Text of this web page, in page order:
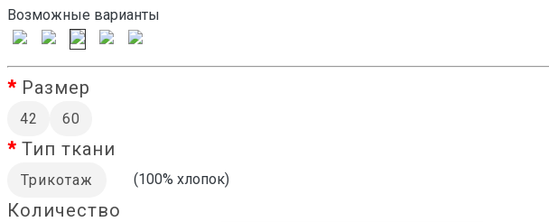
Возможные варианты
Размер
42 60
Тип ткани
Трикотаж (100% хлопок)
Количество